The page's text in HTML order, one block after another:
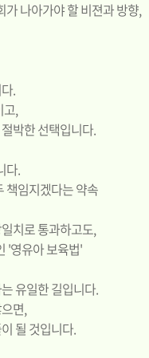
나아가야 할 비젼과 방향,
.
고,
박한 선택입니다.
다.
책임지겠다는 약속
치로 통과하고도,
'영유아 보육법'
유일한 길입니다.
면,
될 것입니다.